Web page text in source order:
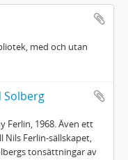
med och utan
Solberg
Ferlin, 1968. Även ett
Ferlin-sällskapet,
tonsättningar av